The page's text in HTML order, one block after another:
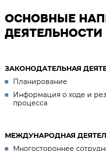
ОСНОВНЫЕ
ДЕЯТЕЛЬНОСТИ
ЗАКОНОДАТЕЛЬНАЯ
Планирование
Информация о ходе и
процесса
МЕЖДУНАРОДНАЯ
Многостороннее